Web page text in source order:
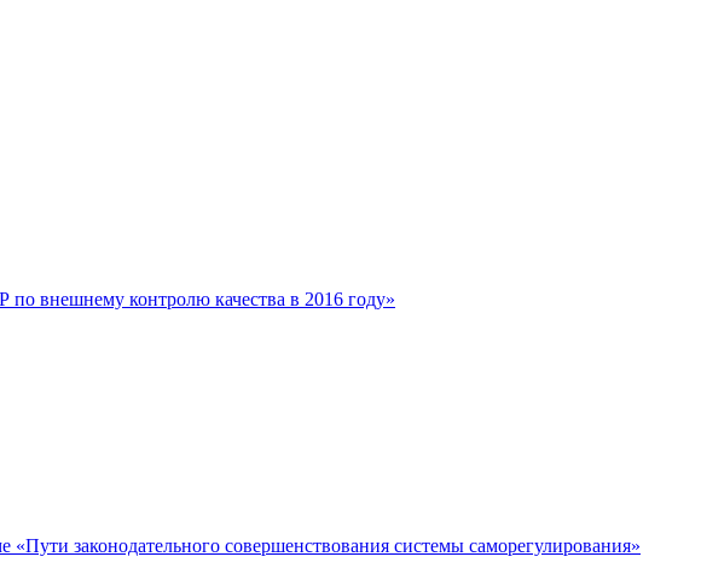
внешнему контролю качества в 2016 году»
законодательного совершенствования системы саморегулирования»